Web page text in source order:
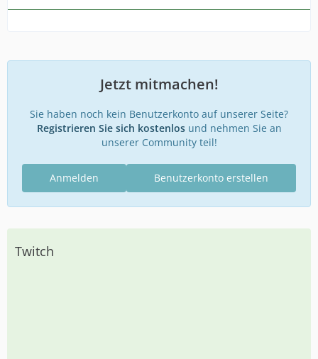
Jetzt mitmachen!
Sie haben noch kein Benutzerkonto auf unserer Seite?
Registrieren Sie sich kostenlosund nehmen Sie an
unserer Community teil!
Benutzerkonto erstellen
Anmelden
Twitch